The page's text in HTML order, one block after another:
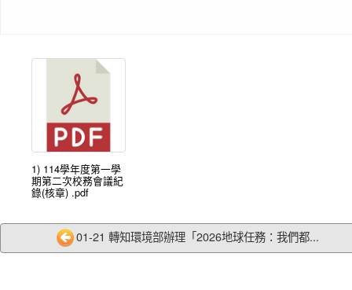
1) 114學年度第一學
期第二次校務會議紀
錄(核章) .pdf
01-21 轉知環境部辦理「2026地球任務：我們都...